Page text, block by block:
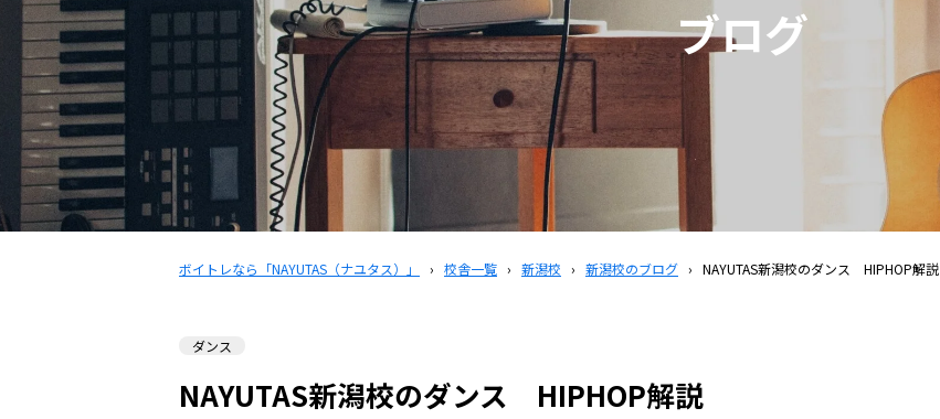
ブログ
ボイトレなら「NAYUTAS（ナユタス）」 › 校舎一覧 › 新潟校 › 新潟校のブログ › NAYUTAS新潟校のダンス HIPHOP解説
ダンス
NAYUTAS新潟校のダンス HIPHOP解説